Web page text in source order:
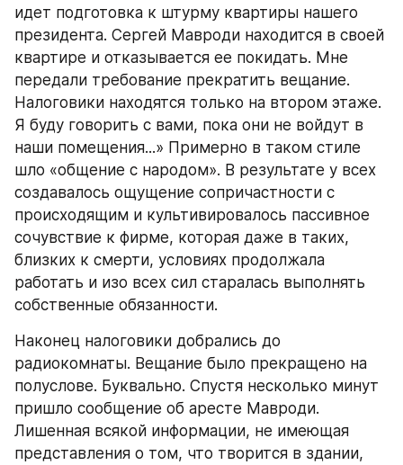
идет подготовка к штурму квартиры нашего
президента. Сергей Мавроди находится в своей
квартире и отказывается ее покидать. Мне
передали требование прекратить вещание.
Налоговики находятся только на втором этаже.
Я буду говорить с вами, пока они не войдут в
наши помещения...» Примерно в таком стиле
шло «общение с народом». В результате у всех
создавалось ощущение сопричастности с
происходящим и культивировалось пассивное
сочувствие к фирме, которая даже в таких,
близких к смерти, условиях продолжала
работать и изо всех сил старалась выполнять
собственные обязанности.
Наконец налоговики добрались до
радиокомнаты. Вещание было прекращено на
полуслове. Буквально. Спустя несколько минут
пришло сообщение об аресте Мавроди.
Лишенная всякой информации, не имеющая
представления о том, что творится в здании,